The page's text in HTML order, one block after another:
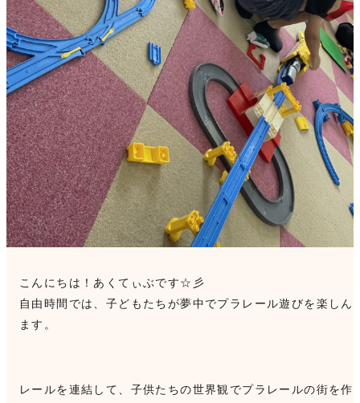
こんにちは！あくてぃぶです☆彡
自由時間では、子どもたちが夢中でプラレール遊びを楽しん
ます。
レールを連結して、子供たちの世界観でプラレールの街を作